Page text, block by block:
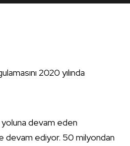
2020 yılında
yoluna devam eden
devam ediyor. 50 milyondan